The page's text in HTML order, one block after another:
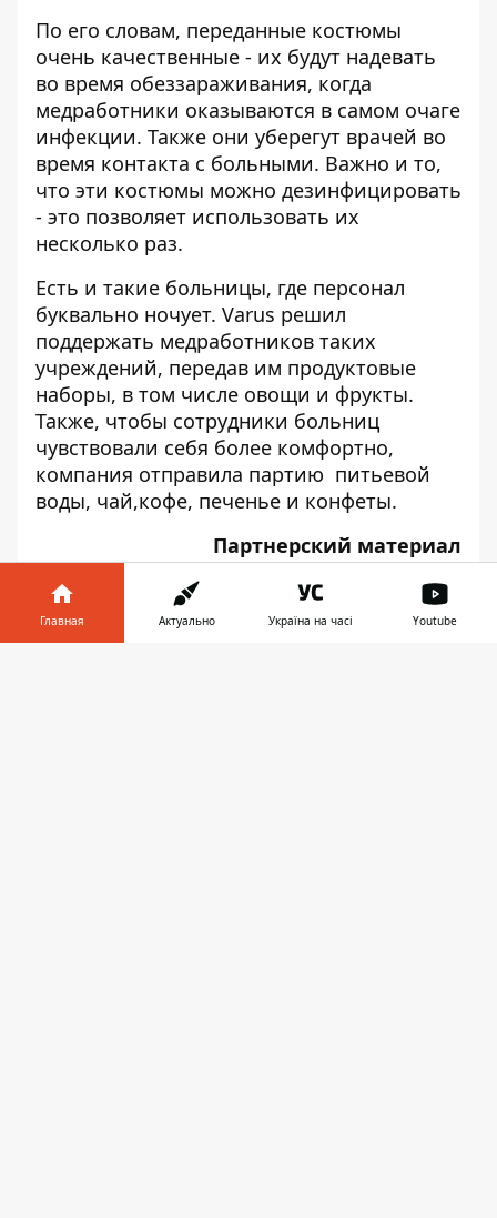
По его словам, переданные костюмы
очень качественные - их будут надевать
во время обеззараживания, когда
медработники оказываются в самом очаге
инфекции. Также они уберегут врачей во
время контакта с больными. Важно и то,
что эти костюмы можно дезинфицировать
- это позволяет использовать их
несколько раз.
Есть и такие больницы, где персонал
буквально ночует. Varus решил
поддержать медработников таких
учреждений, передав им продуктовые
наборы, в том числе овощи и фрукты.
Также, чтобы сотрудники больниц
чувствовали себя более комфортно,
компания отправила партию питьевой
воды, чай,кофе, печенье и конфеты.
Партнерский материал
Главная Актуально Україна на часі Youtube